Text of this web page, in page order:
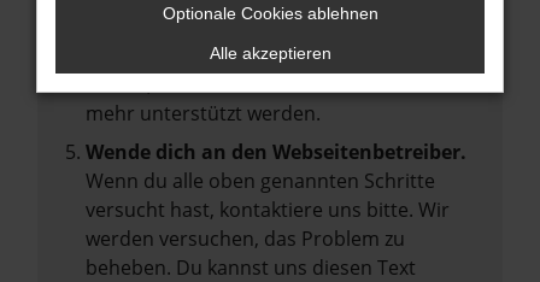
Veraltete Software birgt nicht nur ein
Sicherheitsrisiko, sondern kann auch dazu
mehr unterstützt werden.
Wende dich an den Webseitenbetreiber.
Wenn du alle oben genannten Schritte
versucht hast, kontaktiere uns bitte. Wir
werden versuchen, das Problem zu
beheben. Du kannst uns diesen Text
Optionale Cookies ablehnen
Alle akzeptieren